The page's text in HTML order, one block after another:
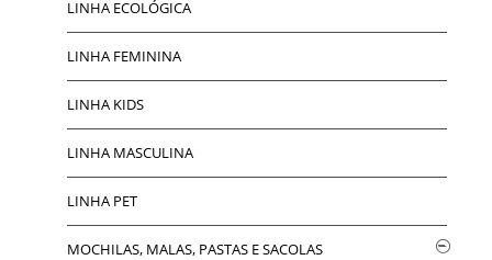
LINHA ECOLÓGICA
LINHA FEMININA
LINHA KIDS
LINHA MASCULINA
LINHA PET
MOCHILAS, MALAS, PASTAS E SACOLAS